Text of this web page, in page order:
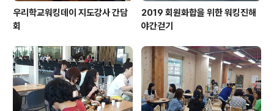
우리학교워킹데이 지도강사 간담
회
2019 회원화합을 위한 워킹진해
야간걷기